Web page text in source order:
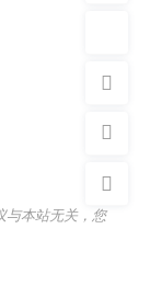
与本站无关，您